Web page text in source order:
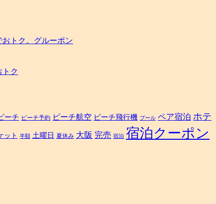
トク。グルーポン
ク
ーチ ピーチ予約 ピーチ航空 ピーチ飛行機 プール ペア宿泊 ホテ
ット 半額 土曜日 夏休み 大阪 完売 宿泊 宿泊クーポン